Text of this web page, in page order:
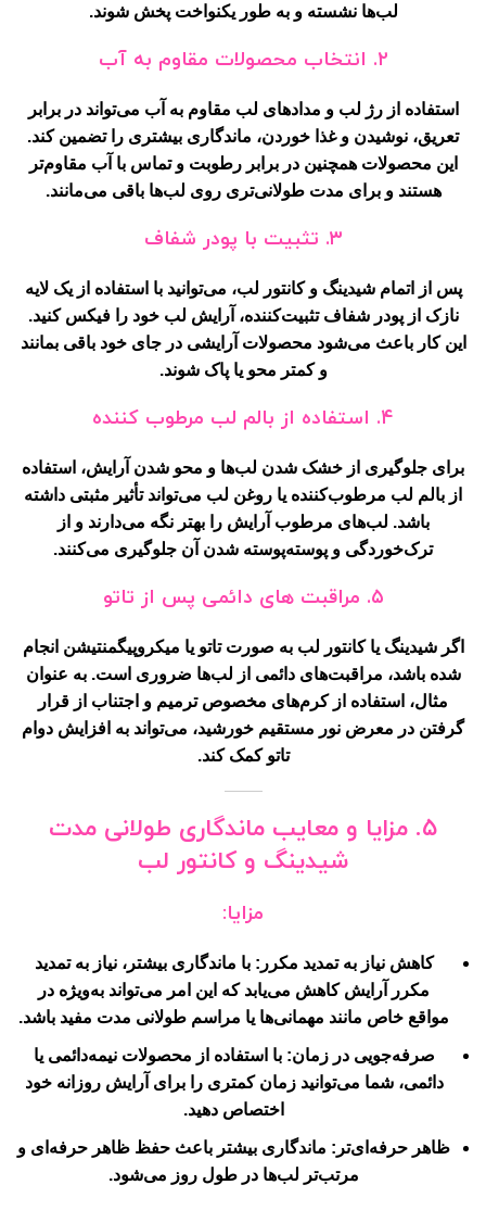
لب‌ها نشسته و به طور یکنواخت پخش شوند.
۲. انتخاب محصولات مقاوم به آب
استفاده از رژ لب و مدادهای لب مقاوم به آب می‌تواند در برابر
تعریق، نوشیدن و غذا خوردن، ماندگاری بیشتری را تضمین کند.
این محصولات همچنین در برابر رطوبت و تماس با آب مقاوم‌تر
هستند و برای مدت طولانی‌تری روی لب‌ها باقی می‌مانند.
۳. تثبیت با پودر شفاف
پس از اتمام شیدینگ و کانتور لب، می‌توانید با استفاده از یک لایه
نازک از پودر شفاف تثبیت‌کننده، آرایش لب خود را فیکس کنید.
این کار باعث می‌شود محصولات آرایشی در جای خود باقی بمانند
و کمتر محو یا پاک شوند.
۴. استفاده از بالم لب مرطوب کننده
برای جلوگیری از خشک شدن لب‌ها و محو شدن آرایش، استفاده
از بالم لب مرطوب‌کننده یا روغن لب می‌تواند تأثیر مثبتی داشته
باشد. لب‌های مرطوب آرایش را بهتر نگه می‌دارند و از
ترک‌خوردگی و پوسته‌پوسته شدن آن جلوگیری می‌کنند.
۵. مراقبت های دائمی پس از تاتو
اگر شیدینگ یا کانتور لب به صورت تاتو یا میکروپیگمنتیشن انجام
شده باشد، مراقبت‌های دائمی از لب‌ها ضروری است. به عنوان
مثال، استفاده از کرم‌های مخصوص ترمیم و اجتناب از قرار
گرفتن در معرض نور مستقیم خورشید، می‌تواند به افزایش دوام
تاتو کمک کند.
۵. مزایا و معایب ماندگاری طولانی مدت
شیدینگ و کانتور لب
مزایا:
کاهش نیاز به تمدید مکرر : با ماندگاری بیشتر، نیاز به تمدید
مکرر آرایش کاهش می‌یابد که این امر می‌تواند به‌ویژه در
مواقع خاص مانند مهمانی‌ها یا مراسم طولانی مدت مفید باشد.
صرفه‌جویی در زمان: با استفاده از محصولات نیمه‌دائمی یا
دائمی، شما می‌توانید زمان کمتری را برای آرایش روزانه خود
اختصاص دهید.
ظاهر حرفه‌ای‌تر : ماندگاری بیشتر باعث حفظ ظاهر حرفه‌ای و
مرتب‌تر لب‌ها در طول روز می‌شود.